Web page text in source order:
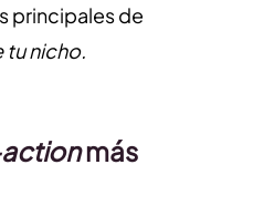
principales de
nicho.
más